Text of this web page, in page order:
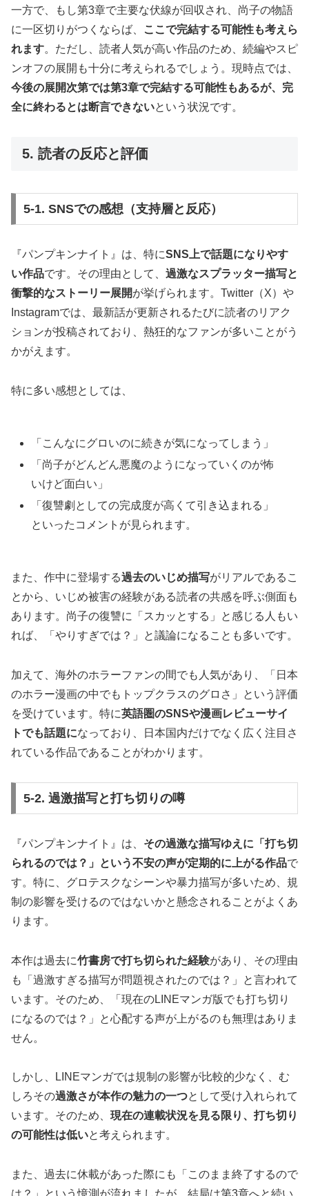
一方で、もし第3章で主要な伏線が回収され、尚子の物語
に一区切りがつくならば、
ここで完結する可能性も考えら
れます。ただし、読者人気が高い作品のため、続編やスピ
ンオフの展開も十分に考えられるでしょう。現時点では、
今後の展開次第では第3章で完結する可能性もあるが、完
全に終わるとは断言できないという状況です。
5. 読者の反応と評価
5-1. SNSでの感想（支持層と反応）
『パンプキンナイト』は、特にSNS上で話題になりやす
い作品です。その理由として、 過激なスプラッター描写と
衝撃的なストーリー展開が挙げられます。Twitter（X）や
Instagramでは、最新話が更新されるたびに読者のリアク
ションが投稿されており、熱狂的なファンが多いことがう
かがえます。
特に多い感想としては、
「こんなにグロいのに続きが気になってしまう」
「尚子がどんどん悪魔のようになっていくのが怖
いけど面白い」
「復讐劇としての完成度が高くて引き込まれる」
といったコメントが見られます。
また、作中に登場する過去のいじめ描写がリアルであるこ
とから、いじめ被害の経験がある読者の共感を呼ぶ側面も
あります。尚子の復讐に「スカッとする」と感じる人もい
れば、「やりすぎでは？」と議論になることも多いです。
加えて、海外のホラーファンの間でも人気があり、「日本
のホラー漫画の中でもトップクラスのグロさ」という評価
を受けています。特に英語圏のSNSや漫画レビューサイ
トでも話題になっており、日本国内だけでなく広く注目さ
れている作品であることがわかります。
5-2. 過激描写と打ち切りの噂
『パンプキンナイト』は、 その過激な描写ゆえに「打ち切
られるのでは？」という不安の声が定期的に上がる作品で
す。特に、グロテスクなシーンや暴力描写が多いため、規
制の影響を受けるのではないかと懸念されることがよくあ
ります。
本作は過去に竹書房で打ち切られた経験があり、その理由
も「過激すぎる描写が問題視されたのでは？」と言われて
います。そのため、「現在のLINEマンガ版でも打ち切り
になるのでは？」と心配する声が上がるのも無理はありま
せん。
しかし、LINEマンガでは規制の影響が比較的少なく、む
しろその過激さが本作の魅力の一つとして受け入れられて
います。そのため、 現在の連載状況を見る限り、打ち切り
の可能性は低いと考えられます。
また、過去に休載があった際にも「このまま終了するので
は？」という憶測が流れましたが、結局は第3章へと続い